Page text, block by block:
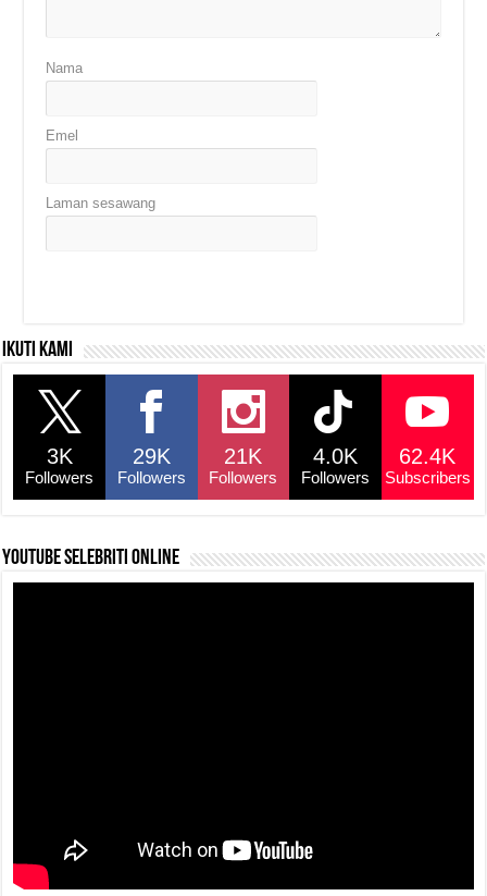
Nama
Emel
Laman sesawang
Ikuti kami
3K
Followers
29K
Followers
21K
Followers
4.0K
Followers
62.4K
Subscribers
YouTube selebriti online